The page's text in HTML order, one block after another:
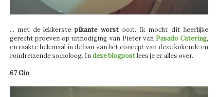
... met de lekkerstepikante worst ooit. Ik mocht dit heerlijke
gerecht proeven op uitnodiging van Pieter van Pasado Catering,
en raakte helemaal in de ban van het concept van deze kokende en
rondreizende socioloog. Indeze blogpostlees je er alles over.
67 Gin